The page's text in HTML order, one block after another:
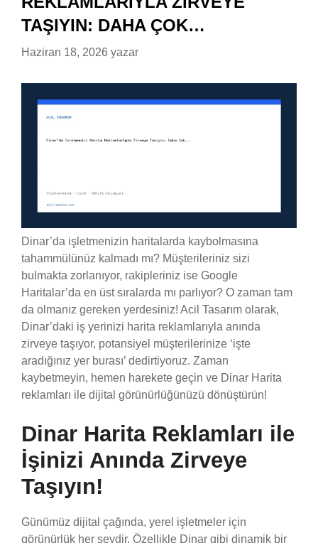
TAŞIYIN: DAHA ÇOK…
Haziran 18, 2026 yazar
Dinar’da işletmenizin haritalarda kaybolmasına
tahammülünüz kalmadı mı? Müşterileriniz sizi
bulmakta zorlanıyor, rakipleriniz ise Google
Haritalar’da en üst sıralarda mı parlıyor? O zaman tam
da olmanız gereken yerdesiniz! Acil Tasarım olarak,
Dinar’daki iş yerinizi harita reklamlarıyla anında
zirveye taşıyor, potansiyel müşterilerinize ‘işte
aradığınız yer burası’ dedirtiyoruz. Zaman
kaybetmeyin, hemen harekete geçin ve Dinar Harita
reklamları ile dijital görünürlüğünüzü dönüştürün!
Dinar Harita Reklamları ile
İşinizi Anında Zirveye
Taşıyın!
Günümüz dijital çağında, yerel işletmeler için
görünürlük her şeydir. Özellikle Dinar gibi dinamik bir